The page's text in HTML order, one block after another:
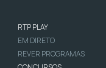
RTP PLAY
EM DIRETO
REVER PROGRAMAS